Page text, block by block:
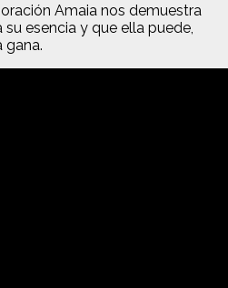
Amaia nos demuestra
esencia y que ella puede,
gana.